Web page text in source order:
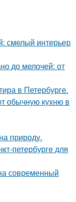
смелый интерьер
до мелочей: от
в Петербурге.
обычную кухню в
природу.
петербурге для
современный